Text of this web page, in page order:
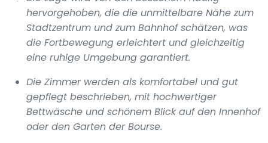
hervorgehoben, die die unmittelbare Nähe zum
Stadtzentrum und zum Bahnhof schätzen, was
die Fortbewegung erleichtert und gleichzeitig
eine ruhige Umgebung garantiert.
Die Zimmer werden als komfortabel und gut
gepflegt beschrieben, mit hochwertiger
Bettwäsche und schönem Blick auf den Innenhof
oder den Garten der Bourse.